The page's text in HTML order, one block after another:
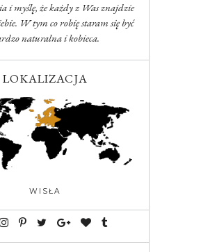
i myślę, że każdy z Was znajdzie
W tym co robię staram się być
naturalna i kobieca.
LOKALIZACJA
WISŁA